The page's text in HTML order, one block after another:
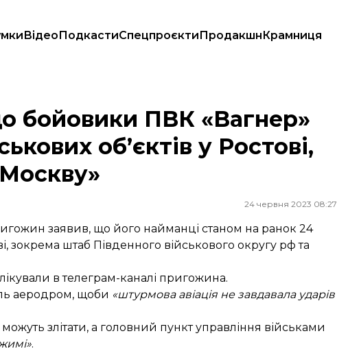
ВідеоПодкастиСпецпроєктиПродакшнКрамниця
військових об’єктів у Ростові, збираються «іти на Москву»
бойовики ПВК «Вагнер»
об’єктів у Ростові,
24 червня 2023 08:27
заявив, що його найманці станом на ранок 24
зокрема штаб Південного військового округу рф та
в телеграм-каналі пригожина.
аеродром, щоби «штурмова авіація не завдавала ударів
злітати, а головний пункт управління військами
.